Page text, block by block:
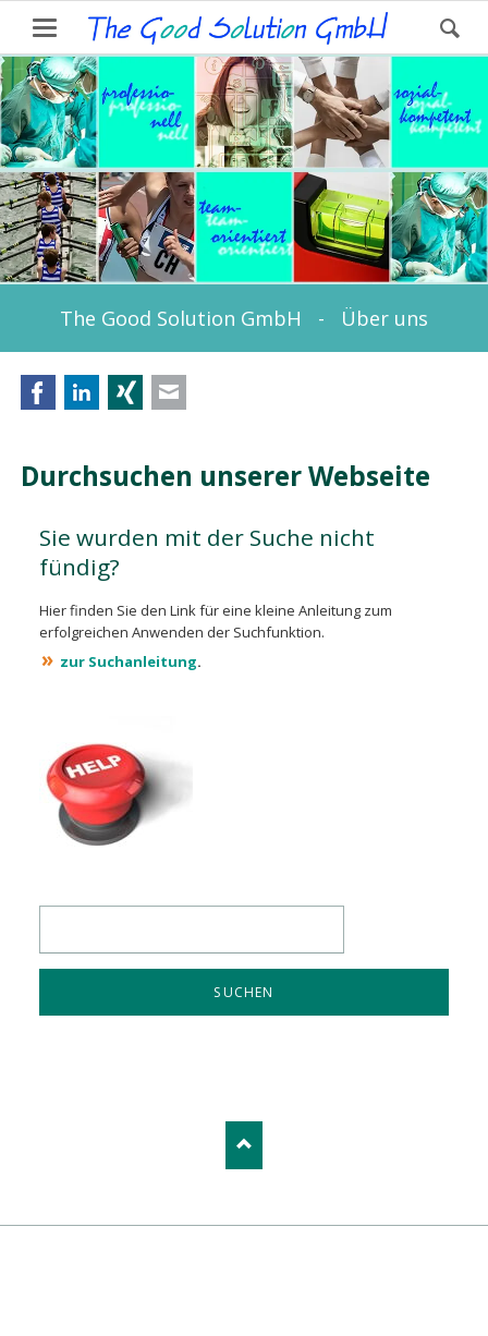
The Good Solution GmbH - Über uns
FacebookLinkedIn Xing
Durchsuchen unserer Webseite
Sie wurden mit der Suche nicht
fündig?
Hier finden Sie den Link für eine kleine Anleitung zum
erfolgreichen Anwenden der Suchfunktion.
» zur Suchanleitung.
SUCHEN